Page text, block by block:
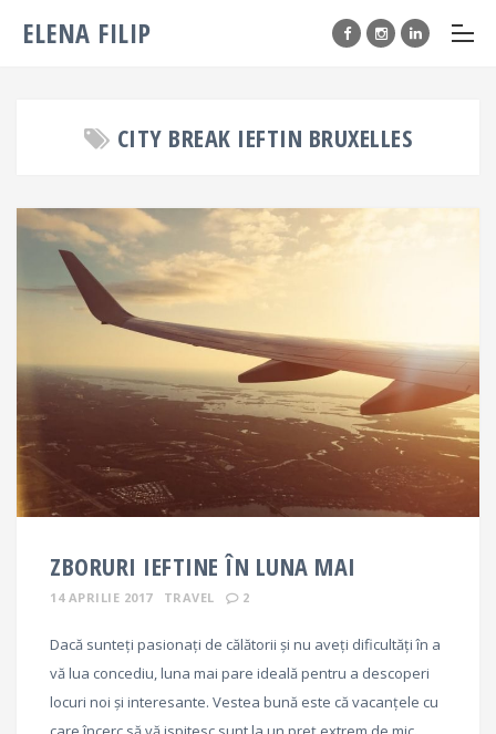
ELENA FILIP
CITY BREAK IEFTIN BRUXELLES
ZBORURI IEFTINE ÎN LUNA MAI
14 APRILIE 2017 TRAVEL 2
Dacă sunteți pasionați de călătorii și nu aveți dificultăți în a
vă lua concediu, luna mai pare ideală pentru a descoperi
locuri noi și interesante. Vestea bună este că vacanțele cu